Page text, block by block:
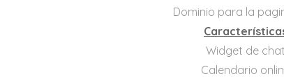
Dominio para la
Widget de chat
Calendario